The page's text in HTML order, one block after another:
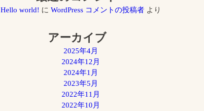
Hello world! に WordPress コメントの投稿者より
アーカイブ
2025年4月
2024年12月
2024年1月
2023年5月
2022年11月
2022年10月